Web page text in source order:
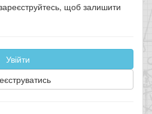
щоб залишити
Увійти